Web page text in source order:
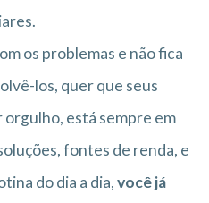
os problemas e não fica
los, quer que seus
está sempre em
fontes de renda, e
do dia a dia,você já